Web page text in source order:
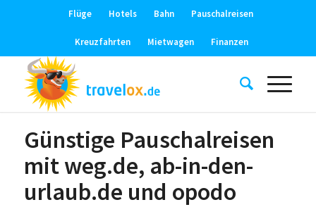
Flüge Hotels Bahn Pauschalreisen
Kreuzfahrten Mietwagen Finanzen
Günstige Pauschalreisen
mit weg.de, ab-in-den-
urlaub.de und opodo